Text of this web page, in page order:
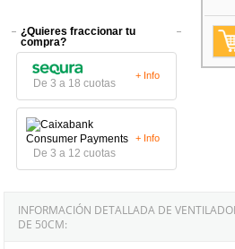
¿Quieres fraccionar tu
compra?
De 3 a 18 cuotas
+ Info
De 3 a 12 cuotas
+ Info
INFORMACIÓN DETALLADA DE
DE 50CM: